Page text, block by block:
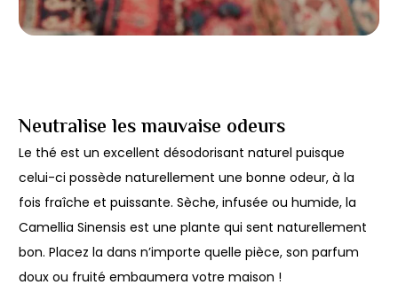
Neutralise les mauvaise odeurs
Le thé est un excellent désodorisant naturel puisque
celui-ci possède naturellement une bonne odeur, à la
fois fraîche et puissante. Sèche, infusée ou humide, la
Camellia Sinensis est une plante qui sent naturellement
bon. Placez la dans n’importe quelle pièce, son parfum
doux ou fruité embaumera votre maison !